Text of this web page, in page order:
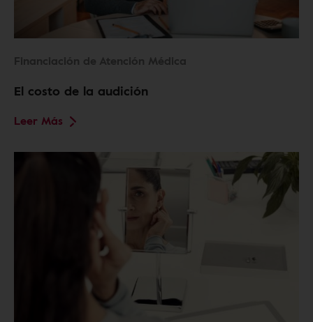
Financiación de Atención Médica
El costo de la audición
Leer Más